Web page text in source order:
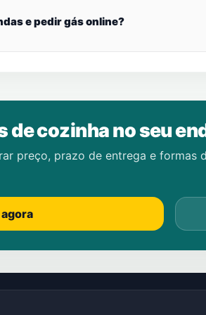
e pedir gás online?
de cozinha no seu
preço, prazo de entrega e